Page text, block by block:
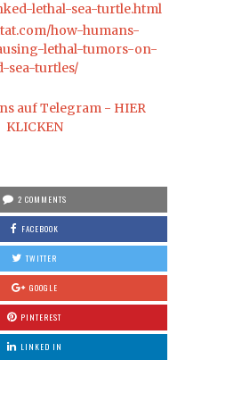
lethal-sea-turtle.html
how-humans-
lethal-tumors-on-
sea-turtles/
auf Telegram - HIER
KLICKEN
2 COMMENTS
FACEBOOK
TWITTER
GOOGLE
PINTEREST
LINKED IN